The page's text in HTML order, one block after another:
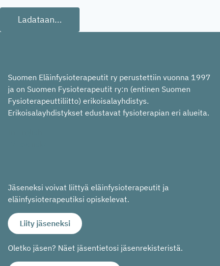
Ladataan...
Suomen Eläinfysioterapeutit ry perustettiin vuonna 1997
ja on Suomen Fysioterapeutit ry:n (entinen Suomen
Fysioterapeuttiliitto) erikoisalayhdistys.
Erikoisalayhdistykset edustavat fysioterapian eri alueita.
Jäseneksi voivat liittyä eläinfysioterapeutit ja
eläinfysioterapeutiksi opiskelevat.
Liity jäseneksi
Oletko jäsen? Näet jäsentietosi jäsenrekisteristä.